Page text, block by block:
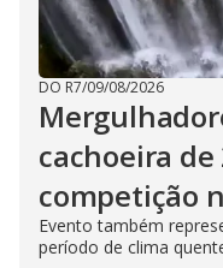
DO R7/09/08/2026
cachoeira
competição
Evento também
período de clima